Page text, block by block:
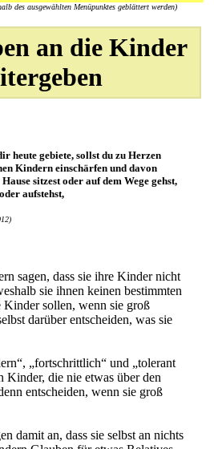
des ausgewählten Menüpunktes geblättert werden)
an die Kinder
heute gebiete, sollst du zu Herzen
Kindern einschärfen und davon
sitzest oder auf dem Wege gehst,
aufstehst,
sagen, dass sie ihre Kinder nicht
sie ihnen keinen bestimmten
sollen, wenn sie groß
darüber entscheiden, was sie
„fortschrittlich“ und „tolerant
Kinder, die nie etwas über den
entscheiden, wenn sie groß
damit an, dass sie selbst an nichts